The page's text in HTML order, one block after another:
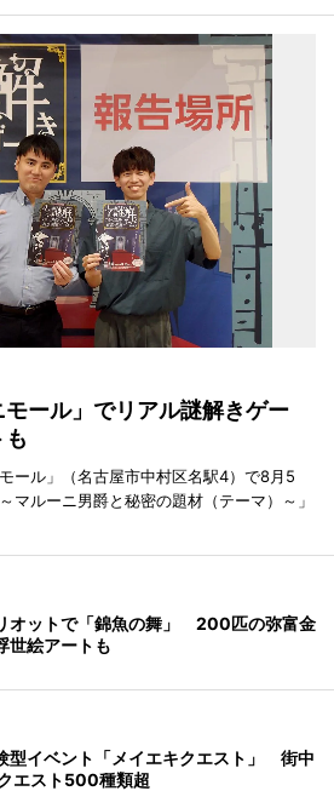
ール」でリアル謎解きゲー
ール」（名古屋市中村区名駅4）で8月5
マルーニ男爵と秘密の題材（テーマ）～」
オットで「錦魚の舞」 200匹の弥富金
世絵アートも
型イベント「メイエキクエスト」 街中
エスト500種類超